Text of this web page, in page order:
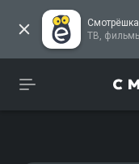
Смотрёшка